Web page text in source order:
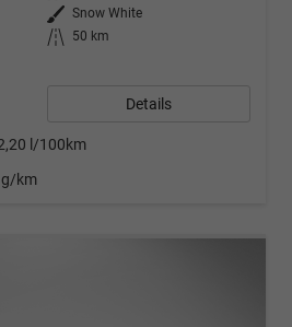
Außenfarbe Snow White
Kilometerstand
50 km
Details
l/100km
g/km